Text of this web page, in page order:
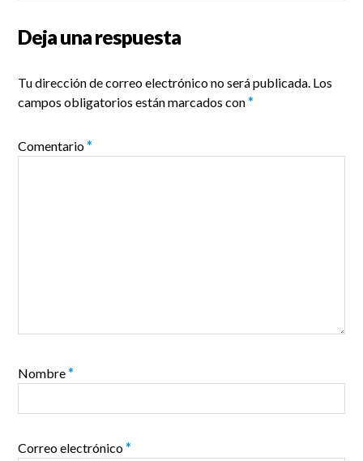
Deja una respuesta
Tu dirección de correo electrónico no será publicada. Los
campos obligatorios están marcados con*
Comentario*
Nombre*
Correo electrónico*